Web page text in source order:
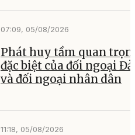
07:09, 05/08/2026
Phát huy tầm quan
đặc biệt của đối ngoại
và đối ngoại nhân dân
11:18, 05/08/2026